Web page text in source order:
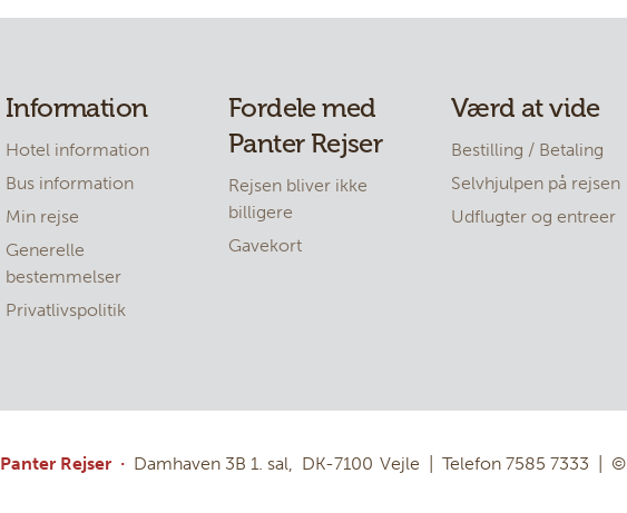
Information
Hotel information
Bus information
Min rejse
Generelle
bestemmelser
Privatlivspolitik
Fordele med
Panter Rejser
Rejsen bliver ikke
billigere
Gavekort
Værd at vide
Bestilling / Betaling
Selvhjulpen på rejsen
Udflugter og entreer
Panter Rejser Damhaven 3B 1. sal DK-7100 Vejle Telefon 7585 7333 ©